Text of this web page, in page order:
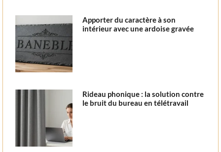
Apporter du caractère à son
intérieur avec une ardoise gravée
Rideau phonique : la solution contre
le bruit du bureau en télétravail